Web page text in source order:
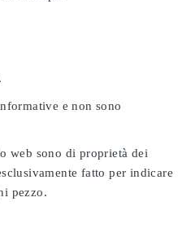
e non sono
web sono di proprietà dei
fatto per indicare
pezzo.